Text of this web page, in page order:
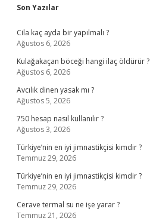
Sidebar
Son Yazılar
Cila kaç ayda bir yapılmalı ?
Ağustos 6, 2026
Kulağakaçan böceği hangi ilaç öldürür ?
Ağustos 6, 2026
Avcılık dinen yasak mı ?
Ağustos 5, 2026
750 hesap nasıl kullanılır ?
Ağustos 3, 2026
Türkiye’nin en iyi jimnastikçisi kimdir ?
Temmuz 29, 2026
Türkiye’nin en iyi jimnastikçisi kimdir ?
Temmuz 29, 2026
Cerave termal su ne işe yarar ?
Temmuz 21, 2026